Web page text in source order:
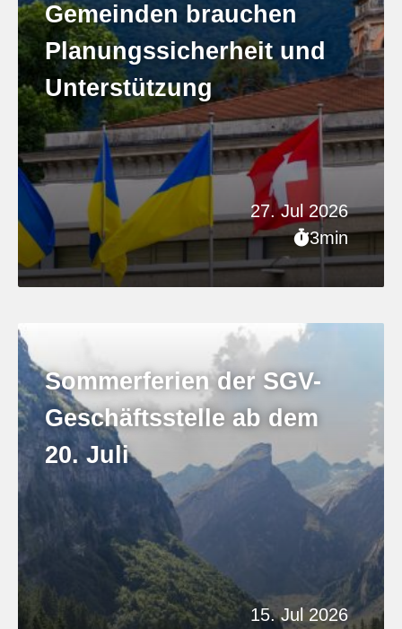
27. Jul 2026
3min
Gemeinden brauchen
Planungssicherheit und
Unterstützung
15. Jul 2026
Sommerferien der SGV-
Geschäftsstelle ab dem
20. Juli